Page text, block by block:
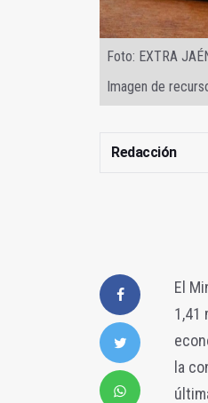
Foto: EXTRA
Imagen de
Redacción
El
1,41
la